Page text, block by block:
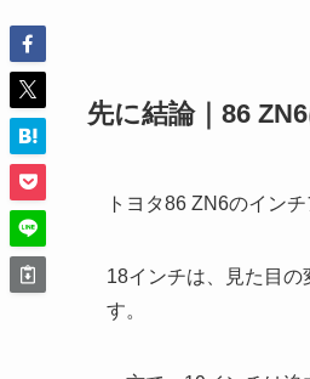
先に結論｜86
トヨタ86 ZN6のイン
18インチは、見た目
す。